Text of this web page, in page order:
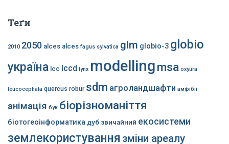
Теґи
2010 2050 alces alces fagus sylvatica glm globio-3 globio
україна lcc lccd lynx modellingmsa oxyura
leucocephala quercus robur sdm агроландшафти амфібії
анімація бук біорізноманіття
біотогеоінформатика дуб звичайний екосистеми
землекористування зміни ареалу